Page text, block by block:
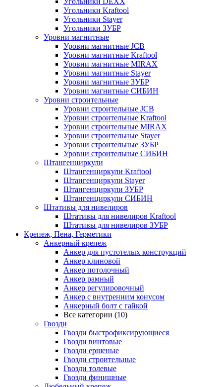
Угольники Kraftool
Угольники Stayer
Угольники ЗУБР
Уровни магнитные
Уровни магнитные JCB
Уровни магнитные Kraftool
Уровни магнитные MIRAX
Уровни магнитные Stayer
Уровни магнитные ЗУБР
Уровни магнитные СИБИН
Уровни строительные
Уровни строительные JCB
Уровни строительные Kraftool
Уровни строительные MIRAX
Уровни строительные Stayer
Уровни строительные ЗУБР
Уровни строительные СИБИН
Штангенциркули
Штангенциркули Kraftool
Штангенциркули Stayer
Штангенциркули ЗУБР
Штангенциркули СИБИН
Штативы для нивелиров
Штативы для нивелиров Kraftool
Штативы для нивелиров ЗУБР
Крепеж, Пена, Герметики
Анкерный крепеж
Анкер для пустотелых конструкций
Анкер клиновой
Анкер потолочный
Анкер рамный
Анкер регулировочный
Анкер с внутренним конусом
Анкерный болт с гайкой
Все категории (10)
Гвозди
Гвозди быстрофиксирующиеся
Гвозди винтовые
Гвозди ершеные
Гвозди строительные
Гвозди толевые
Гвозди финишные